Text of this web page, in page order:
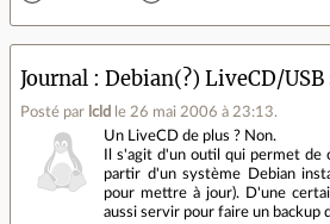
Journal Debian(?) LiveCD/
Posté par lcld le 26 mai 2006 à 23:13.
Un LiveCD de plus ? Non.
Il s'agit d'un outil qui permet
partir d'un système Debian
pour mettre à jour). D'une
aussi servir pour faire un backup